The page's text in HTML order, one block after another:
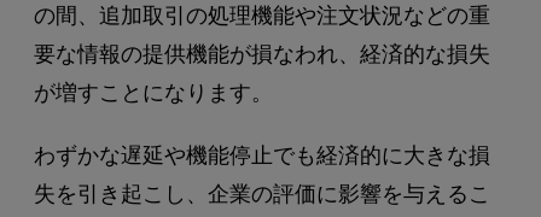
の間、追加取引の処理機能や注文状況などの重
要な情報の提供機能が損なわれ、経済的な損失
が増すことになります。
わずかな遅延や機能停止でも経済的に大きな損
失を引き起こし、企業の評価に影響を与えるこ